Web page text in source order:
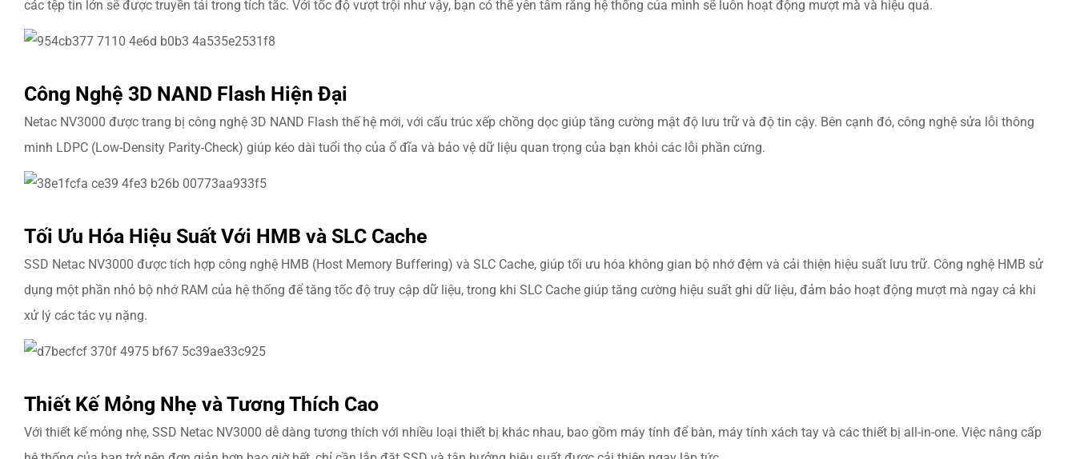
các tệp tin lớn sẽ được truyền tải trong tích tắc. Với tốc độ vượt trội như vậy, bạn có thể yên tâm rằng hệ thống của mình sẽ luôn hoạt động mượt mà và hiệu quả.
Công Nghệ 3D NAND Flash Hiện Đại
Netac NV3000 được trang bị công nghệ 3D NAND Flash thế hệ mới, với cấu trúc xếp chồng dọc giúp tăng cường mật độ lưu trữ và độ tin cậy. Bên cạnh đó, công nghệ sửa lỗi thông
minh LDPC (Low-Density Parity-Check) giúp kéo dài tuổi thọ của ổ đĩa và bảo vệ dữ liệu quan trọng của bạn khỏi các lỗi phần cứng.
Tối Ưu Hóa Hiệu Suất Với HMB và SLC Cache
SSD Netac NV3000 được tích hợp công nghệ HMB (Host Memory Buffering) và SLC Cache, giúp tối ưu hóa không gian bộ nhớ đệm và cải thiện hiệu suất lưu trữ. Công nghệ HMB sử
dụng một phần nhỏ bộ nhớ RAM của hệ thống để tăng tốc độ truy cập dữ liệu, trong khi SLC Cache giúp tăng cường hiệu suất ghi dữ liệu, đảm bảo hoạt động mượt mà ngay cả khi
xử lý các tác vụ nặng.
Thiết Kế Mỏng Nhẹ và Tương Thích Cao
Với thiết kế mỏng nhẹ, SSD Netac NV3000 dễ dàng tương thích với nhiều loại thiết bị khác nhau, bao gồm máy tính để bàn, máy tính xách tay và các thiết bị all-in-one. Việc nâng cấp